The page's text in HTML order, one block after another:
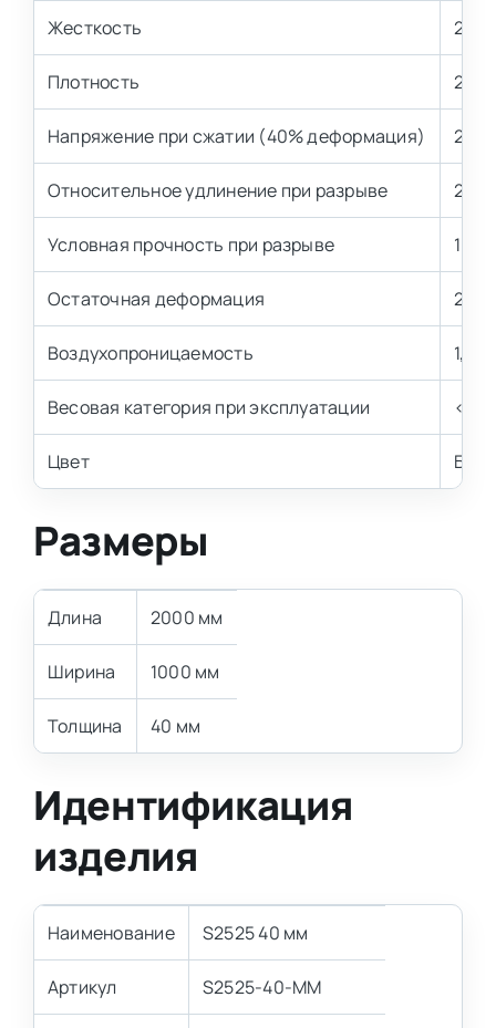
Жесткость 2,5
Плотность 25
Напряжение при сжатии (40% деформация)
Относительное удлинение при разрыве 200
Условная прочность при разрыве 100
Остаточная деформация
Воздухопроницаемость
Весовая категория при эксплуатации < 70
Цвет
Размеры
Длина 2000 мм
Ширина 1000 мм
Толщина 40 мм
Идентификация
изделия
Наименование S2525 40 мм
Артикул S2525-40-MM